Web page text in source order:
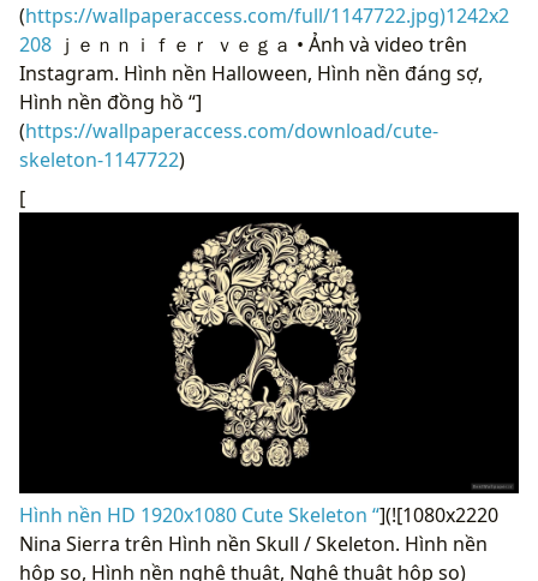
(https://wallpaperaccess.com/full/1147722.jpg)1242x2
208 ｊｅｎｎｉｆｅｒ ｖｅｇａ • Ảnh và video trên
Instagram. Hình nền Halloween, Hình nền đáng sợ,
Hình nền đồng hồ “]
(https://wallpaperaccess.com/download/cute-
skeleton-1147722)
[
Hình nền HD 1920x1080 Cute Skeleton “](![1080x2220
Nina Sierra trên Hình nền Skull / Skeleton. Hình nền
hộp sọ, Hình nền nghệ thuật, Nghệ thuật hộp sọ)